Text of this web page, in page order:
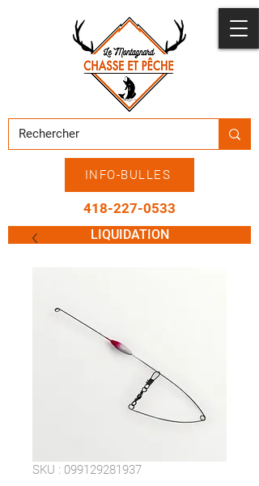
INFO-BULLES
418-227-0533
LIQUIDATION
SKU : 099129281937